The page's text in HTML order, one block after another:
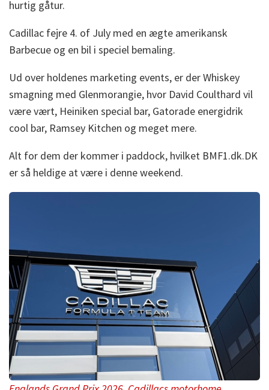
hurtig gåtur.
Cadillac fejre 4. of July med en ægte amerikansk
Barbecue og en bil i speciel bemaling.
Ud over holdenes marketing events, er der Whiskey
smagning med Glenmorangie, hvor David Coulthard vil
være vært, Heiniken special bar, Gatorade energidrik
cool bar, Ramsey Kitchen og meget mere.
Alt for dem der kommer i paddock, hvilket BMF1.dk.DK
er så heldige at være i denne weekend.